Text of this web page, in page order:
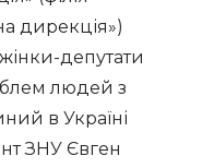
дирекція»)
депутати
людей з
в Україні
ЗНУ Євген